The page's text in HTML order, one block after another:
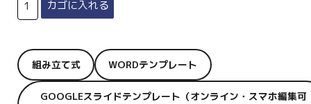
組み立て式 WORDテンプレート
GOOGLEスライドテンプレート（オンライン・スマホ編集可